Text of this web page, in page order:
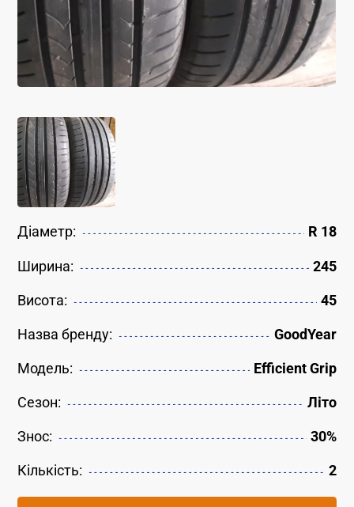
Діаметр: R 18
Ширина: 245
Висота: 45
Назва бренду: GoodYear
Модель: Efficient Grip
Сезон: Літо
Знос: 30%
Кількість: 2